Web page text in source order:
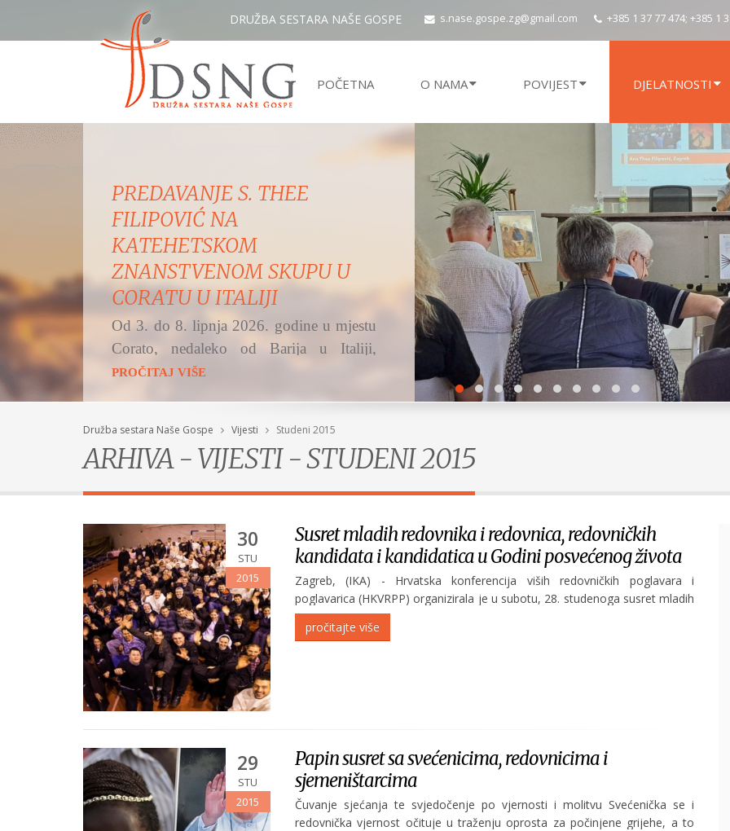
DRUŽBA SESTARA NAŠE GOSPE s.nase.gospe.zg@gmail.com +385 1 37 77 474; +385 1
POČETNA O NAMA POVIJEST DJELATNOSTI
MISNO SLAVLJE IZ ŽUPE
UZVIŠENJA SV. KRIŽA,
OSIJEK - RETFALA I
PREDSTAVLJANJE DSNG
Hrvatski katolički radio na Bijelu nedjelju
i svetkovinu Božjega milosrđa prenosi
svetu misu...
PROČITAJ VIŠE
Družba sestara Naše Gospe Vijesti Studeni 2015
ARHIVA - VIJESTI - STUDENI 2015
30
STU
2015
Susret mladih redovnika i redovnica, redovničkih
kandidata i kandidatica u Godini posvećenog života
Zagreb, (IKA) - Hrvatska konferencija viših redovničkih poglavara i
poglavarica (HKVRPP) organizirala je u subotu, 28. studenoga susret mladih
redovnika i redovnica, redovničkih kandidata i kandidatica uz Godinu
posvećenog života. Poticaj za organizaciju ovog nacionalnog susreta
pročitajte više
29
STU
2015
Papin susret sa svećenicima, redovnicima i
sjemeništarcima
Čuvanje sjećanja te svjedočenje po vjernosti i molitvu Svećenička se i
redovnička vjernost očituje u traženju oprosta za počinjene grijehe, a to
Konferencija u Sloveniji